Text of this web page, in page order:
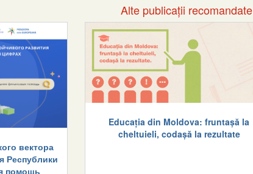
Alte publicații recomandate
вектора
Республики
помощь
Educația din Moldova: fruntașă la
cheltuieli, codașă la rezultate